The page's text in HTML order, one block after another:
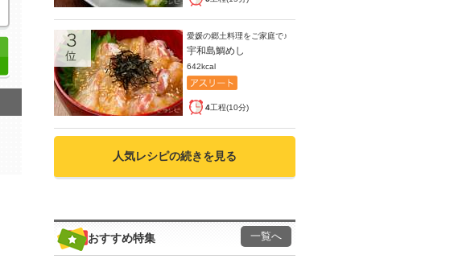
愛媛の郷土料理をご家庭で♪
宇和島鯛めし
642kcal
4工程(10分)
人気レシピの続きを見る
おすすめ特集 一覧へ